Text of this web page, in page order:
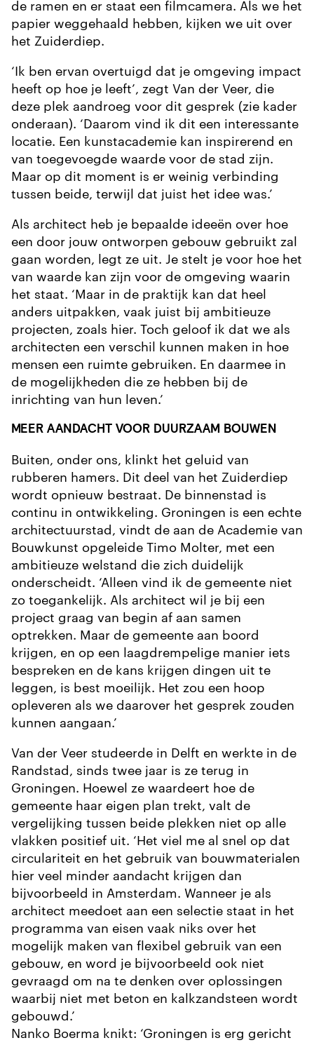
de ramen en er staat een filmcamera. Als we het
papier weggehaald hebben, kijken we uit over
het Zuiderdiep.
‘Ik ben ervan overtuigd dat je omgeving impact
heeft op hoe je leeft’, zegt Van der Veer, die
deze plek aandroeg voor dit gesprek (zie kader
onderaan). ‘Daarom vind ik dit een interessante
locatie. Een kunstacademie kan inspirerend en
van toegevoegde waarde voor de stad zijn.
Maar op dit moment is er weinig verbinding
tussen beide, terwijl dat juist het idee was.’
Als architect heb je bepaalde ideeën over hoe
een door jouw ontworpen gebouw gebruikt zal
gaan worden, legt ze uit. Je stelt je voor hoe het
van waarde kan zijn voor de omgeving waarin
het staat. ‘Maar in de praktijk kan dat heel
anders uitpakken, vaak juist bij ambitieuze
projecten, zoals hier. Toch geloof ik dat we als
architecten een verschil kunnen maken in hoe
mensen een ruimte gebruiken. En daarmee in
de mogelijkheden die ze hebben bij de
inrichting van hun leven.’
MEER AANDACHT VOOR DUURZAAM BOUWEN
Buiten, onder ons, klinkt het geluid van
rubberen hamers. Dit deel van het Zuiderdiep
wordt opnieuw bestraat. De binnenstad is
continu in ontwikkeling. Groningen is een echte
architectuurstad, vindt de aan de Academie van
Bouwkunst opgeleide Timo Molter, met een
ambitieuze welstand die zich duidelijk
onderscheidt. ‘Alleen vind ik de gemeente niet
zo toegankelijk. Als architect wil je bij een
project graag van begin af aan samen
optrekken. Maar de gemeente aan boord
krijgen, en op een laagdrempelige manier iets
bespreken en de kans krijgen dingen uit te
leggen, is best moeilijk. Het zou een hoop
opleveren als we daarover het gesprek zouden
kunnen aangaan.’
Van der Veer studeerde in Delft en werkte in de
Randstad, sinds twee jaar is ze terug in
Groningen. Hoewel ze waardeert hoe de
gemeente haar eigen plan trekt, valt de
vergelijking tussen beide plekken niet op alle
vlakken positief uit. ‘Het viel me al snel op dat
circulariteit en het gebruik van bouwmaterialen
hier veel minder aandacht krijgen dan
bijvoorbeeld in Amsterdam. Wanneer je als
architect meedoet aan een selectie staat in het
programma van eisen vaak niks over het
mogelijk maken van flexibel gebruik van een
gebouw, en word je bijvoorbeeld ook niet
gevraagd om na te denken over oplossingen
waarbij niet met beton en kalkzandsteen wordt
gebouwd.’
Nanko Boerma knikt: ‘Groningen is erg gericht